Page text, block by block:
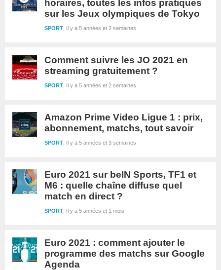
horaires, toutes les infos pratiques
sur les Jeux olympiques de Tokyo
Il y a 5 années et 2 semaines
SPORT
Comment suivre les JO 2021 en
streaming gratuitement ?
Il y a 5 années et 2 semaines
SPORT
Amazon Prime Video Ligue 1 : prix,
abonnement, matchs, tout savoir
Il y a 5 années et 3 semaines
SPORT
Euro 2021 sur beIN Sports, TF1 et
M6 : quelle chaîne diffuse quel
match en direct ?
Il y a 5 années et 1 mois
SPORT
Euro 2021 : comment ajouter le
programme des matchs sur Google
Agenda